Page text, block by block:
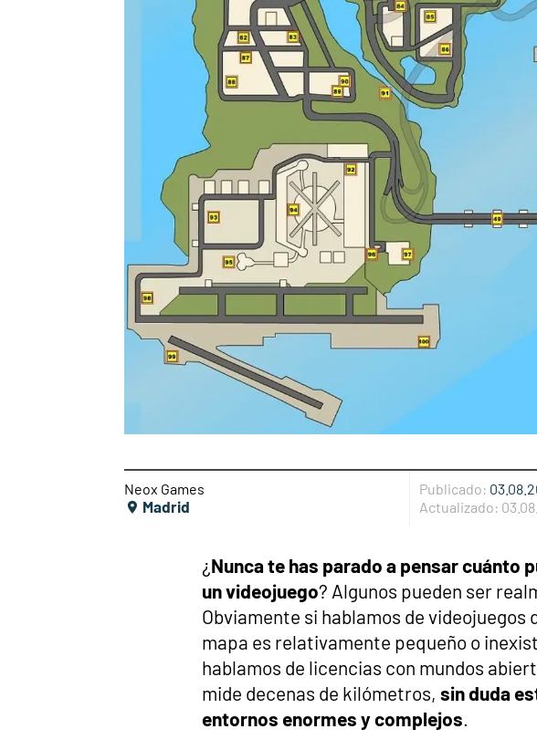
Neox Games
Madrid
Publicado:
Actualizado:
¿Nunca te has parado a pensar cuánto
un videojuego? Algunos pueden ser
Obviamente si hablamos de videojuegos
mapa es relativamente pequeño o
hablamos de licencias con mundos
mide decenas de kilómetros, sin duda
entornos enormes y complejos.